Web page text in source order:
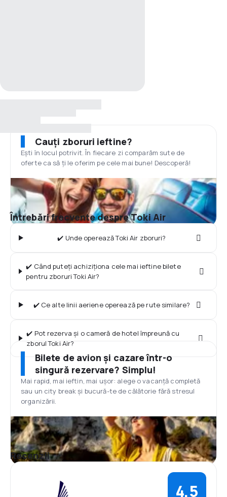
Cauți zboruri ieftine?
Ești în locul potrivit. În fiecare zi comparăm sute de
oferte ca să ți le oferim pe cele mai bune! Descoperă!
Întrebări frecvente despre Toki Air
✔️ Unde operează Toki Air zboruri?
✔️ Când puteți achiziționa cele mai ieftine bilete
pentru zboruri Toki Air?
✔️ Ce alte linii aeriene operează pe rute similare?
✔️ Pot rezerva și o cameră de hotel împreună cu
zborul Toki Air?
Bilete de avion și cazare într-o
singură rezervare? Simplu!
Mai rapid, mai ieftin, mai ușor: alege o vacanță completă
sau un city break și bucură-te de călătorie fără stresul
organizării.
Recenzii
4,5